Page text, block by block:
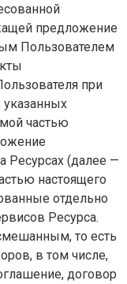
предложение
Пользователем
при
указанных
частью
Ресурсах (далее —
настоящего
отдельно
Ресурса.
то есть
в том числе,
договор